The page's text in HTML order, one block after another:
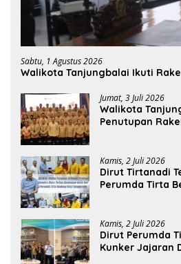
Sabtu, 1 Agustus 2026
Walikota Tanjungbalai Ikuti
Jumat, 3 Juli 2026
Walikota
Penutupan
Kamis, 2 Juli 2026
Dirut Tirtanadi
Perumda Tirta
Kamis, 2 Juli 2026
Dirut Perumda
Kunker Jajaran